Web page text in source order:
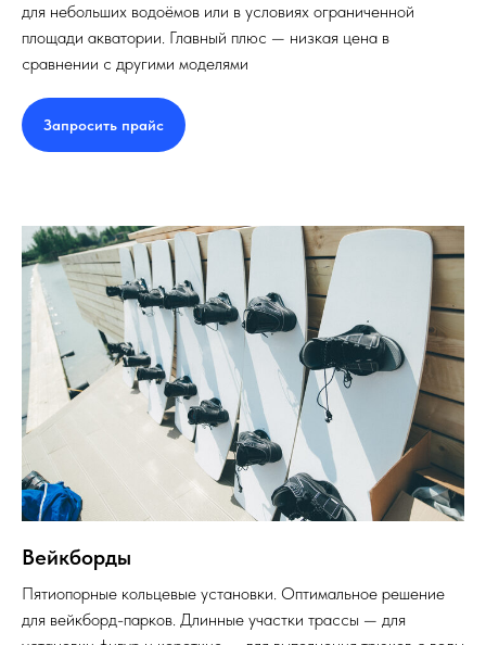
для небольших водоёмов или в условиях ограниченной
площади акватории. Главный плюс — низкая цена в
сравнении с другими моделями
Запросить прайс
Вейкборды
Пятиопорные кольцевые установки. Оптимальное решение
для вейкборд-парков. Длинные участки трассы — для